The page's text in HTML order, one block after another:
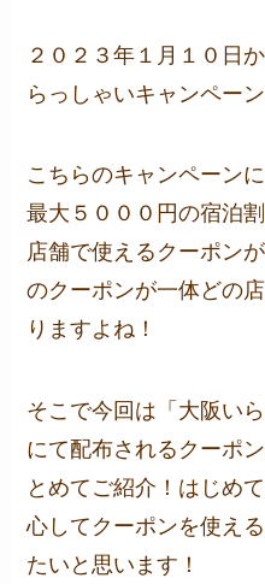
２０２３年１月１０日
らっしゃいキャンペーン
こちらのキャンペーン
最大５０００円の宿泊
店舗で使えるクーポン
のクーポンが一体どの
りますよね！
そこで今回は「大阪い
にて配布されるクーポ
とめてご紹介！はじめ
心してクーポンを使え
たいと思います！